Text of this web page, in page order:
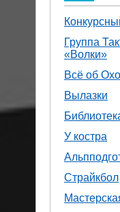
Группа
«Волки»
Всё об
Вылазки
У костра
Страйкбол